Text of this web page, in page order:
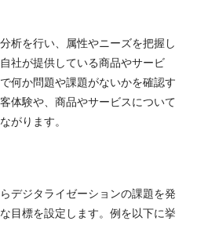
析を行い、属性やニーズを把握し
社が提供している商品やサービ
何か問題や課題がないかを確認す
体験や、商品やサービスについて
がります。
デジタライゼーションの課題を発
目標を設定します。例を以下に挙